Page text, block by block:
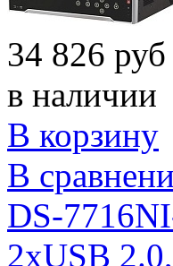
34 826 руб
в наличии
В корзину
В
DS-
2xUSB